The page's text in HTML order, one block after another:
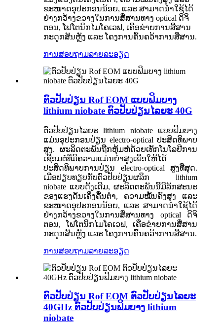
ຂະໜາດອຸປະກອນນ້ອຍ, ແລະ ສາມາດນໍາໃຊ້ໄດ້
ຢ່າງກວ້າງຂວາງໃນການສື່ສານທາງ optical ດິຈິ
ຕອນ, ໂຟໂຕນິກໄມໂຄເວຟ, ເຄືອຂ່າຍການສື່ສານ
ກະດູກສັນຫຼັງ ແລະ ໂຄງການຄົ້ນຄວ້າການສື່ສານ.
ການສອບຖາມລາຍລະອຽດ
ຕົວປັບປ່ຽນ Rof EOM ແບບຟິມບາງ
lithium niobate ຕົວປັບປ່ຽນໄລຍະ 40G
ຕົວປັບປ່ຽນໄລຍະ lithium niobate ແບບຟິມບາງ
ແມ່ນອຸປະກອນປ່ຽນ electro-optical ປະສິດທິພາບ
ສູງ. ຜະລິດຕະພັນຖືກຫຸ້ມຫໍ່ດ້ວຍເທັກໂນໂລຢີການ
ເຊື່ອມຕໍ່ທີ່ມີຄວາມແມ່ນຍໍາສູງເພື່ອໃຫ້ໄດ້
ປະສິດທິພາບການປ່ຽນ electro-optical ສູງທີ່ສຸດ.
ເມື່ອປຽບທຽບກັບຕົວປັບປ່ຽນຜລຶກ lithium
niobate ແບບດັ້ງເດີມ, ຜະລິດຕະພັນນີ້ມີລັກສະນະ
ຂອງແຮງດັນເຄິ່ງຄື້ນຕໍ່າ, ຄວາມໝັ້ນຄົງສູງ ແລະ
ຂະໜາດອຸປະກອນນ້ອຍ, ແລະ ສາມາດນໍາໃຊ້ໄດ້
ຢ່າງກວ້າງຂວາງໃນການສື່ສານທາງ optical ດິຈິ
ຕອນ, ໂຟໂຕນິກໄມໂຄເວຟ, ເຄືອຂ່າຍການສື່ສານ
ກະດູກສັນຫຼັງ ແລະ ໂຄງການຄົ້ນຄວ້າການສື່ສານ.
ການສອບຖາມລາຍລະອຽດ
ຕົວປັບປ່ຽນ Rof EOM ຕົວປັບປ່ຽນໄລຍະ
40GHz ຕົວປັບປ່ຽນຟິມບາງ lithium
niobate